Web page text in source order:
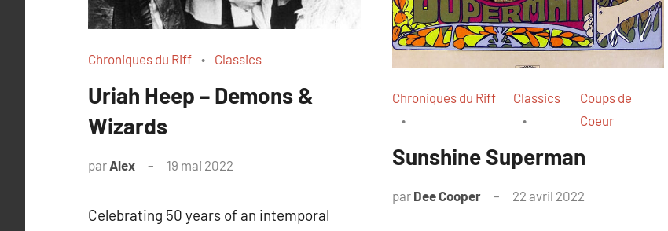
Chroniques du Riff Classics
Uriah Heep – Demons &
Wizards
par Alex 19 mai 2022
Celebrating 50 years of an intemporal
Chroniques du Riff Classics
Coups de
Coeur
Sunshine Superman
par Dee Cooper 22 avril 2022